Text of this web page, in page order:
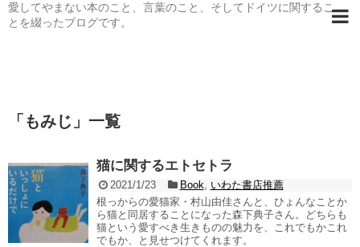
愛してやまない本のこと、言葉のこと、そしてドイツに関するこ
とを綴ったブログです。
「 もみじ 」 一覧
猫に関するエトセトラ
2021/1/23 Book
いわた書店推薦
根っからの愛猫家・村山由佳さんと、ひょんなことか
ら猫と同居することになった森下典子さん。どちらも
猫という愛すべき生きものの魅力を、これでもかこれ
でもか、と見せつけてくれます。